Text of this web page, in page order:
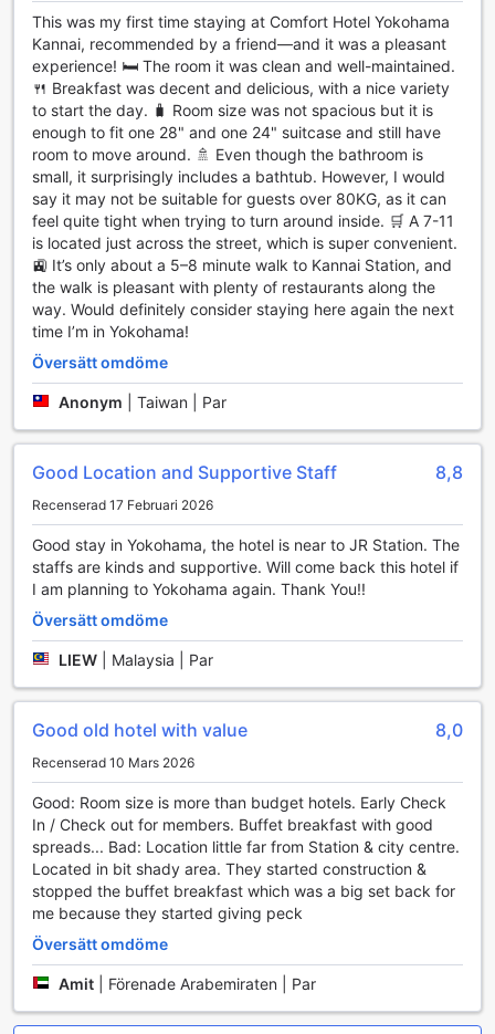
använda lokaltrafiken, erbjuder Comfort Hotel Yokohama
Kannai en praktisk och bekväm utgångspunkt för att
upptäcka allt som denna livliga stad har att erbjuda.
Rumfaciliteter på Comfort Hotel Yokohama Kannai
På Comfort Hotel Yokohama Kannai kan du njuta av en
bekväm och avkopplande vistelse med moderna rum som
är utrustade med en rad faciliteter för att göra din
upplevelse så angenäm som möjligt. Varje rum är försett
med luftkonditionering, vilket säkerställer en behaglig
temperatur oavsett väderförhållandena utanför. Du kan
koppla av och njuta av inhouse-filmer på den platta TV:n
med satellit- och kabelkanaler, perfekt för en lugn kväll
efter en dag av sightseeing i Yokohama.
För din bekvämlighet erbjuder rummen även en
kaffebryggare och en minibar med kylskåp, så att du kan
njuta av en varm kopp kaffe eller te när som helst på
dagen. Du hittar också gratis te, fräscha handdukar och
sänglinne som garanterar en skön natts sömn. Dessutom
tillgängliga för att göra din vistelse ännu mer bekväm. Med
mörkläggningsgardiner kan du enkelt skapa en lugn och
rofylld miljö för att återhämta dig efter en lång dag.
Matupplevelser på Comfort Hotel Yokohama Kannai
På Comfort Hotel Yokohama Kannai får du en oförglömlig
matupplevelse med en fantastisk frukostbuffé som sätter
standarden för din dag. Här kan du njuta av en varierad
och välsmakande frukost som inkluderar både klassiska
japanska rätter och västerländska alternativ. Frukostbuffén
är noggrant sammansatt för att tillfredsställa alla smaker,
och du kan välja mellan färska frukter, bakverk, yoghurt,
och mycket mer. Oavsett om du föredrar en lätt och
hälsosam start på dagen eller en rejäl frukost, finns det
något för alla att njuta av.
Hotellets kontinental frukost erbjuder en bekväm och
snabb lösning för gäster som är på språng. Denna
frukostalternativ är perfekt för dem som vill ha en smakfull
start på dagen utan att spendera för mycket tid. Med ett
urval av färska bröd, pålägg och drycker kan du enkelt
skapa din egen perfekta frukost. Oavsett vilket alternativ
du väljer, är du garanterad en energigivande start på
dagen i en avkopplande och välkomnande atmosfär.
Rummens utbud på Comfort Hotel Yokohama Kannai
This was my first time staying at Comfort Hotel Yokohama
Kannai, recommended by a friend—and it was a pleasant
experience! 🛏️ The room it was clean and well-maintained.
🍴 Breakfast was decent and delicious, with a nice variety
to start the day. 🧳 Room size was not spacious but it is
enough to fit one 28" and one 24" suitcase and still have
room to move around. 🚿 Even though the bathroom is
small, it surprisingly includes a bathtub. However, I would
say it may not be suitable for guests over 80KG, as it can
feel quite tight when trying to turn around inside. 🛒 A 7-11
is located just across the street, which is super convenient.
🚉 It’s only about a 5–8 minute walk to Kannai Station, and
the walk is pleasant with plenty of restaurants along the
way. Would definitely consider staying here again the next
time I’m in Yokohama!
Översätt omdöme
Anonym Taiwan | Par
Good Location and Supportive Staff 8,8
Recenserad 17 Februari 2026
Good stay in Yokohama, the hotel is near to JR Station. The
staffs are kinds and supportive. Will come back this hotel if
I am planning to Yokohama again. Thank You!!
Översätt omdöme
LIEW Malaysia | Par
Good old hotel with value 8,0
Recenserad 10 Mars 2026
Good: Room size is more than budget hotels. Early Check
In / Check out for members. Buffet breakfast with good
spreads... Bad: Location little far from Station & city centre.
Located in bit shady area. They started construction &
stopped the buffet breakfast which was a big set back for
me because they started giving peck
Översätt omdöme
Amit Förenade Arabemiraten | Par